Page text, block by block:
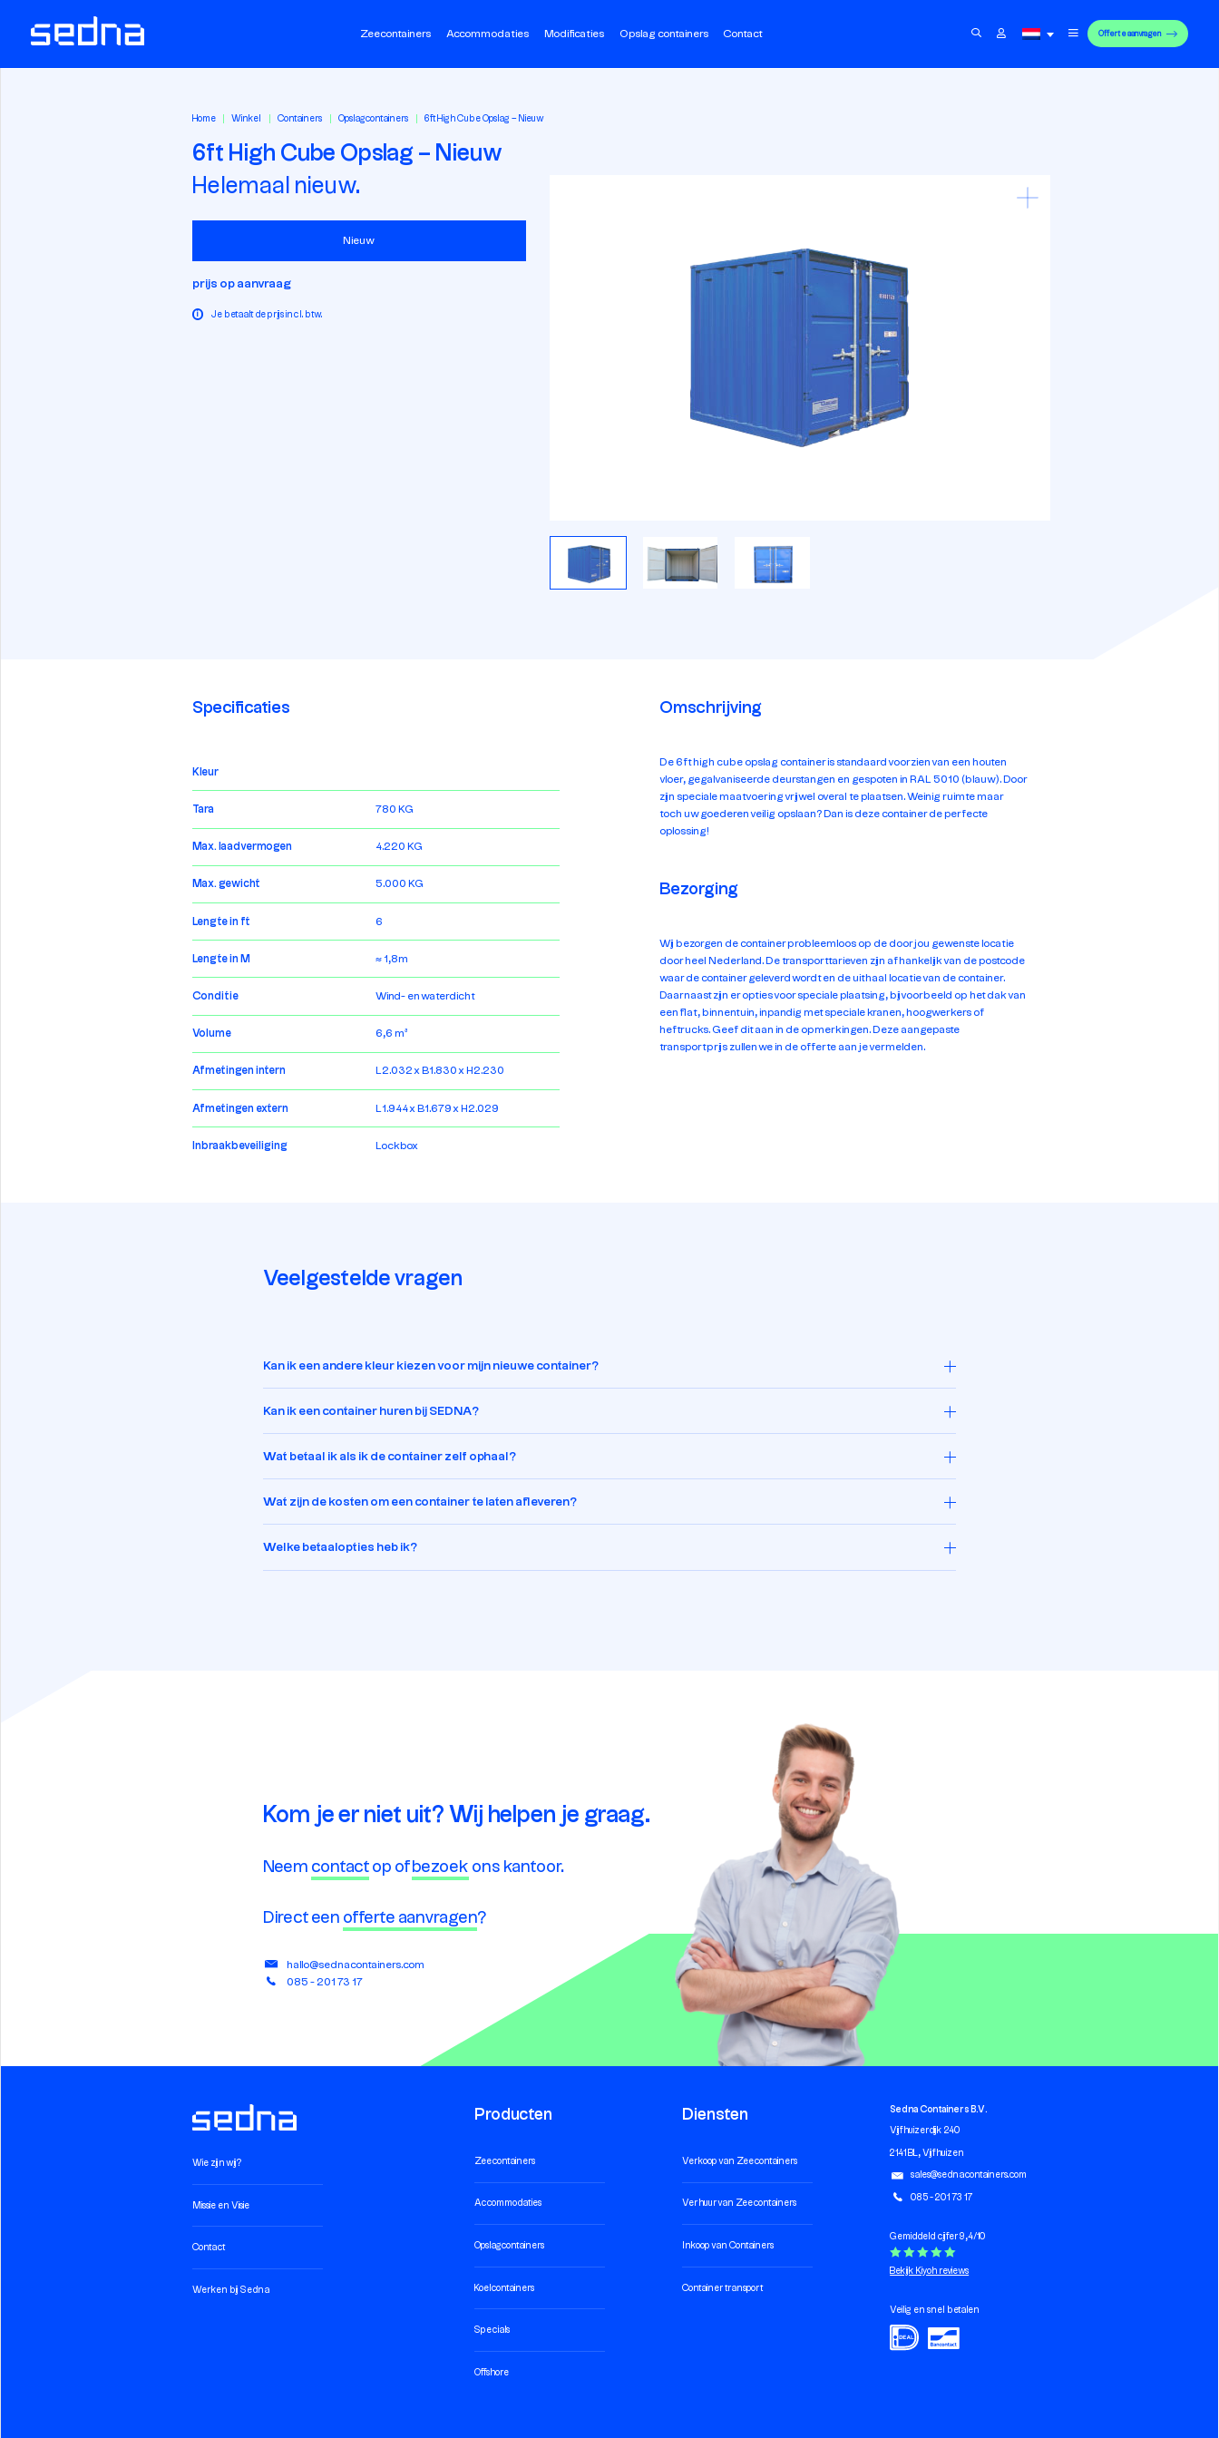
Zeecontainers Accommodaties Modificaties Opslag containers Contact Offerte aanvragen
Home Winkel Containers Opslagcontainers 6ft High Cube Opslag – Nieuw
6ft High Cube Opslag – Nieuw
Helemaal nieuw.
Nieuw
prijs op aanvraag
i Je betaalt de prijs incl. btw.
Specificaties
Kleur
Tara 780 KG
Max. laadvermogen 4.220 KG
Max. gewicht 5.000 KG
Lengte in ft 6
Lengte in M ≈ 1,8m
Conditie Wind- en waterdicht
Volume 6,6 m³
Afmetingen intern L2.032 x B1.830 x H2.230
Afmetingen extern L1.944 x B1.679 x H2.029
Inbraakbeveiliging Lockbox
Omschrijving
De 6ft high cube opslag container is standaard voorzien van een houten
vloer, gegalvaniseerde deurstangen en gespoten in RAL 5010 (blauw). Door
zijn speciale maatvoering vrijwel overal te plaatsen. Weinig ruimte maar
toch uw goederen veilig opslaan? Dan is deze container de perfecte
oplossing!
Bezorging
Wij bezorgen de container probleemloos op de door jou gewenste locatie
door heel Nederland. De transporttarieven zijn afhankelijk van de postcode
waar de container geleverd wordt en de uithaal locatie van de container.
Daarnaast zijn er opties voor speciale plaatsing, bijvoorbeeld op het dak van
een flat, binnentuin, inpandig met speciale kranen, hoogwerkers of
heftrucks. Geef dit aan in de opmerkingen. Deze aangepaste
transportprijs zullen we in de offerte aan je vermelden.
Veelgestelde vragen
Kan ik een andere kleur kiezen voor mijn nieuwe container?
Kan ik een container huren bij SEDNA?
Wat betaal ik als ik de container zelf ophaal?
Wat zijn de kosten om een container te laten afleveren?
Welke betaalopties heb ik?
Kom je er niet uit? Wij helpen je graag.
Neem contact op of bezoek ons kantoor.
Direct een offerte aanvragen?
hallo@sednacontainers.com
085 - 201 73 17
Wie zijn wij?
Missie en Visie
Contact
Werken bij Sedna
Producten
Zeecontainers
Accommodaties
Opslagcontainers
Koelcontainers
Specials
Offshore
Diensten
Verkoop van Zeecontainers
Verhuur van Zeecontainers
Inkoop van Containers
Container transport
Sedna Containers B.V.
Vijfhuizerdijk 240
2141 BL, Vijfhuizen
sales@sednacontainers.com
085 - 201 73 17
Gemiddeld cijfer 9,4/10
Bekijk Kiyoh reviews
Veilig en snel betalen